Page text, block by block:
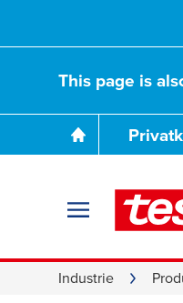
This page is
Industrie